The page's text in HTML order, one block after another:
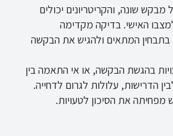
מבקש שונה, והקריטריונים יכולים
האישי. בדיקה מקדימה
המתאים ולהגיש את הבקשה
בהגשת הבקשה, או אי התאמה בין
הדרישות, עלולות לגרום לדחייה.
מפחיתה את הסיכון לטעויות.